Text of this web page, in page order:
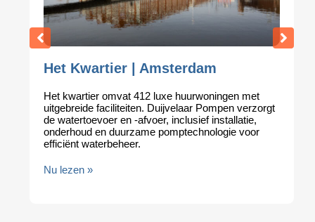
Het Kwartier | Amsterdam
Het kwartier omvat 412 luxe huurwoningen met
uitgebreide faciliteiten. Duijvelaar Pompen verzorgt
de watertoevoer en -afvoer, inclusief installatie,
onderhoud en duurzame pomptechnologie voor
efficiënt waterbeheer.
Nu lezen »